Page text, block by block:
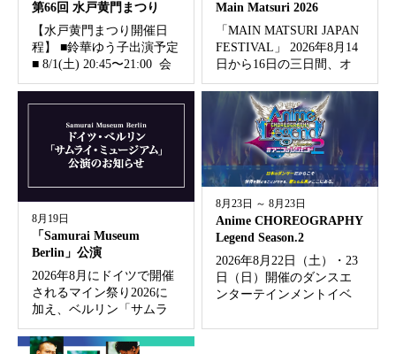
第66回 水戸黄門まつり
【水戸黄門まつり開催日
程】 ■鈴華ゆう子出演予定
■ 8/1(土) 20:45〜21:00 会
場： 国道50号 南町３丁
り開始時刻が早まる場合
があります。...
Main Matsuri 2026
「MAIN MATSURI JAPAN
FESTIVAL」 2026年8月14
日から16日の三日間、オ
ッフェンバッハのBüsing-
Parkで開催されます。 会
場には日本食や和文化関
連のブースが立ち並...
8月19日
「Samurai Museum
Berlin」公演
2026年8月にドイツで開催
されるマイン祭り2026に
加え、ベルリン「サムラ
イ・ミュージアム」での
出演も決定いたしまし
8月23日 ～ 8月23日
Anime CHOREOGRAPHY
Legend Season.2
2026年8月22日（土）・23
日（日）開催のダンスエ
ンターテインメントイベ
CHOREOGRAPHY Legend